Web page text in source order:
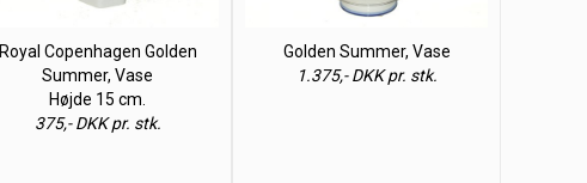
Royal Copenhagen Golden
Summer, Vase
Højde 15 cm.
375,- DKK pr. stk.
Golden Summer, Vase
1.375,- DKK pr. stk.